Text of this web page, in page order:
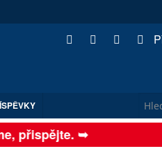
přispějte. ➥